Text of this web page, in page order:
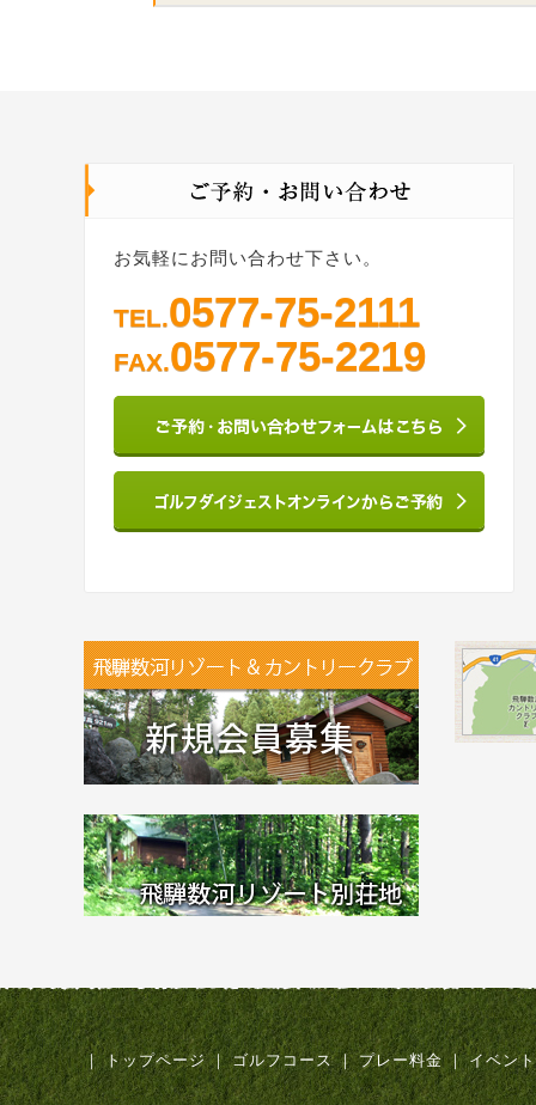
お気軽にお問い合わせ下さい。
TEL.0577-75-2111
FAX.0577-75-2219
｜ トップページ ｜ ゴルフコース ｜ プレー料金 ｜ イベン